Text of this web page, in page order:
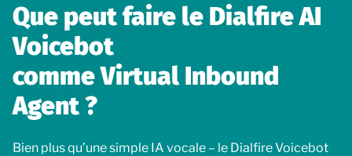
Que peut faire le Dialfire AI
Voicebot
comme Virtual Inbound
Agent ?
Bien plus qu’une simple IA vocale – le Dialfire Voicebot